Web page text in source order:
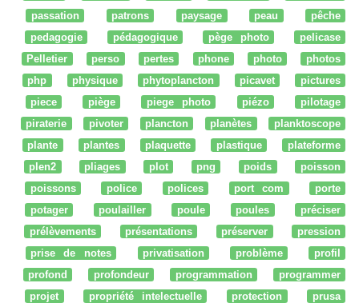
passation
patrons paysage peau
pêche
pedagogie
pédagogique pège photo
pelicase
Pelletier
perso pertes phone photo
photos
php
physique phytoplancton picavet
pictures
piece
piège piege photo piézo
pilotage
piraterie
pivoter plancton planètes
planktoscope
plante
plantes plaquette plastique
plateforme
plen2
pliages plot png poids
poisson
poissons
police polices port com
porte
potager
poulailler poule poules
préciser
prélèvements
présentations préserver
pression
prise de notes
privatisation problème
profil
profond
profondeur programmation
programmer
projet
propriété intelectuelle protection
prusa